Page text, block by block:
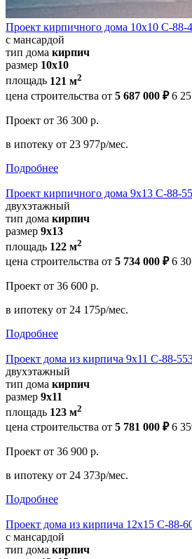
Проект кирпичного дома 10х10 С-88-
с мансардой
тип дома кирпич
размер 10х10
площадь 121 м2
цена строительства от 5 687 000 ₽ 6
Проект от 36 300 р.
в ипотеку от 23 977р/мес.
Подробнее
Проект кирпичного дома 9х13 С-88-
двухэтажный
тип дома кирпич
размер 9х13
площадь 122 м2
цена строительства от 5 734 000 ₽ 6
Проект от 36 600 р.
в ипотеку от 24 175р/мес.
Подробнее
Проект дома из кирпича 9х11 С-88-
двухэтажный
тип дома кирпич
размер 9х11
площадь 123 м2
цена строительства от 5 781 000 ₽ 6
Проект от 36 900 р.
в ипотеку от 24 373р/мес.
Подробнее
Проект дома из кирпича 12х15 С-88-
с мансардой
тип дома кирпич